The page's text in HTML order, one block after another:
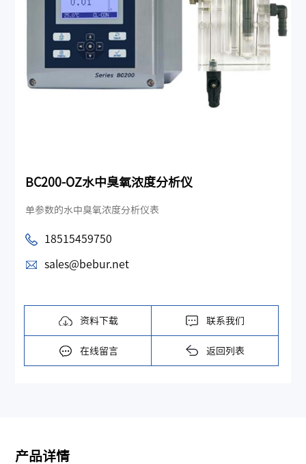
BC200-OZ水中臭氧浓度分析仪
单参数的水中臭氧浓度分析仪表
18515459750
sales@bebur.net
资料下载 联系我们
在线留言 返回列表
产品详情